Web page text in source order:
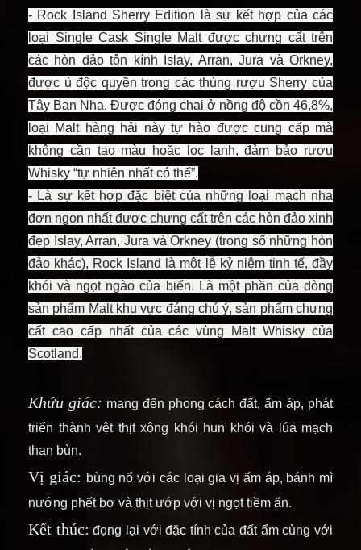
- Rock Island Sherry Edition là sự kết hợp của các
loại Single Cask Single Malt được chưng cất trên
các hòn đảo tôn kính Islay, Arran, Jura và Orkney,
được ủ độc quyền trong các thùng rượu Sherry của
Tây Ban Nha. Được đóng chai ở nồng độ cồn 46,8%,
loại Malt hàng hải này tự hào được cung cấp mà
không cần tạo màu hoặc lọc lạnh, đảm bảo rượu
Whisky “tự nhiên nhất có thể”.
- Là sự kết hợp đặc biệt của những loại mạch nha
đơn ngon nhất được chưng cất trên các hòn đảo xinh
đẹp Islay, Arran, Jura và Orkney (trong số những hòn
đảo khác), Rock Island là một lễ kỷ niệm tinh tế, đầy
khói và ngọt ngào của biển. Là một phần của dòng
sản phẩm Malt khu vực đáng chú ý, sản phẩm chưng
cất cao cấp nhất của các vùng Malt Whisky của
Scotland.
Khứu giác: mang đến phong cách đất, ấm áp, phát
triển thành vệt thịt xông khói hun khói và lúa mạch
than bùn.
Vị giác: bùng nổ với các loại gia vị ấm áp, bánh mì
nướng phết bơ và thịt ướp với vị ngọt tiềm ẩn.
Kết thúc: đọng lại với đặc tính của đất ẩm cùng với